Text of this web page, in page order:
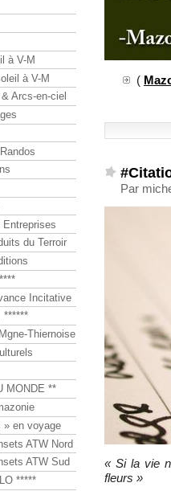
(
Par
« Si la vie
fleurs »
à V-M
à V-M
Arcs-en-ciel
du Terroir
Incitative
******
Thiernoise
MONDE **
» en voyage
ATW Nord
ATW Sud
*****